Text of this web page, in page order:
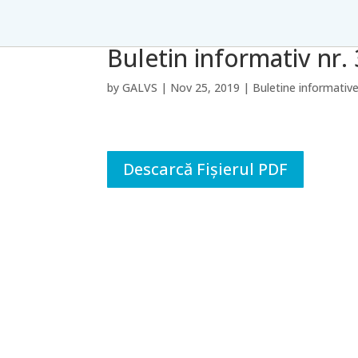
Buletin informativ nr.
byGALVS | Nov 25, 2019 | Buletine informative
Descarcă Fișierul PDF